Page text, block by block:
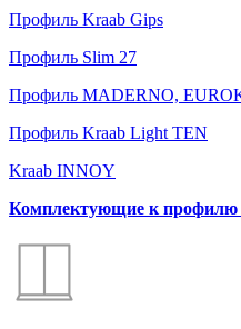
Профиль Kraab Gips
Профиль Slim 27
Профиль MADERNO,
Профиль Kraab Light TEN
Kraab INNOY
Комплектующие к профилю